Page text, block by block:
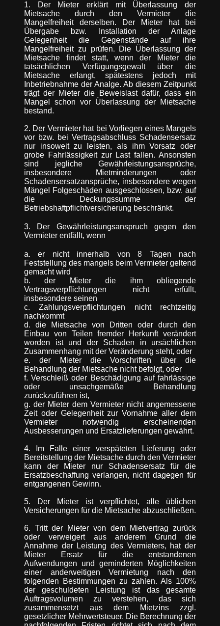
1. Der Mieter erklärt mit Überlassung der
Mietsache durch den Vermieter die
Mangelfreiheit derselben. Der Mieter hat bei
Übergabe bzw. Installation der Anlage
Gelegenheit die Gegenstände auf ihre
Mangelfreiheit zu prüfen. Die Überlassung der
Mietsache findet statt, wenn der Mieter die
tatsächlichen Verfügungsgewalt über die
Mietsache erlangt, spätestens jedoch mit
Inbetriebnahme der Analge. Ab diesem Zeitpunkt
trägt der Mieter die Beweislast dafür, dass ein
Mangel schon vor Überlassung der Mietsache
bestand.
2. Der Vermieter hat bei Vorliegen eines Mangels
vor bzw. bei Vertragsabschluss Schadensersatz
nur insoweit zu leisten, als ihm Vorsatz oder
grobe Fahrlässigkeit zur Last fallen. Ansonsten
sind jegliche Gewährleistungsansprüche,
insbesondere Mietminderungen oder
Schadensersatzansprüche, insbesondere wegen
Mängel Folgeschäden ausgeschlossen, bzw. auf
die Deckungssumme der
Betriebshaftpflichtversicherung beschränkt.
3. Der Gewährleistungsanspruch gegen den
Vermieter entfällt, wenn
a. er nicht innerhalb von 8 Tagen nach
Feststellung des mangels beim Vermieter geltend
gemacht wird
b. der Mieter die ihm obliegende
Vertragsverpflichtungen nicht erfüllt,
insbesondere seinen
c. Zahlungsverpflichtungen nicht rechtzeitig
nachkommt
d. die Mietsache von Dritten oder durch den
Einbau von Teilen fremder Herkunft verändert
worden ist und der Schaden in ursächlichen
Zusammenhang mit der Veränderung steht, oder
e. der Mieter die Vorschriften über die
Behandlung der Mietsache nicht befolgt, oder
f. Verschleiß oder Beschädigung auf fahrlässige
oder unsachgemäße Behandlung
zurückzuführen ist,
g. der Mieter dem Vermieter nicht angemessene
Zeit oder Gelegenheit zur Vornahme aller dem
Vermieter notwendig erscheinenden
Ausbesserungen und Ersatzlieferungen gewährt.
4. Im Falle einer verspäteten Lieferung oder
Bereitstellung der Mietsache durch den Vermieter
kann der Mieter nur Schadensersatz für die
Ersatzbeschaffung verlangen, nicht dagegen für
entgangenen Gewinn.
5. Der Mieter ist verpflichtet, alle üblichen
Versicherungen für die Mietsache abzuschließen.
6. Tritt der Mieter von dem Mietvertrag zurück
oder verweigert aus anderem Grund die
Annahme der Leistung des Vermieters, hat der
Mieter Ersatz für die entstandenen
Aufwendungen und geminderten Möglichkeiten
einer anderweitigen Vermietung nach den
folgenden Bestimmungen zu zahlen. Als 100%
der geschuldeten Leistung ist das gesamte
Auftragsvolumen zu verstehen, das sich
zusammensetzt aus dem Mietzins zzgl.
gesetzlicher Mehrwertsteuer. Die Berechnung der